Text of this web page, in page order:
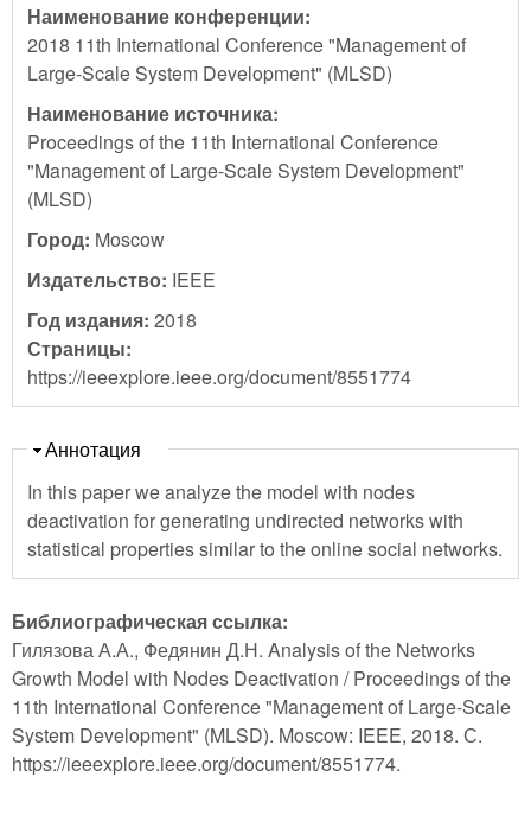
Наименование конференции:
2018 11th International Conference "Management of
Large-Scale System Development" (MLSD)
Наименование источника:
Proceedings of the 11th International Conference
"Management of Large-Scale System Development"
(MLSD)
Город: Moscow
Издательство: IEEE
Год издания: 2018
Страницы:
https://ieeexplore.ieee.org/document/8551774
Скрыть
Аннотация
In this paper we analyze the model with nodes
deactivation for generating undirected networks with
statistical properties similar to the online social networks.
Библиографическая ссылка:
Гилязова А.А., Федянин Д.Н. Analysis of the Networks
Growth Model with Nodes Deactivation / Proceedings of the
11th International Conference "Management of Large-Scale
System Development" (MLSD). Moscow: IEEE, 2018. С.
https://ieeexplore.ieee.org/document/8551774.